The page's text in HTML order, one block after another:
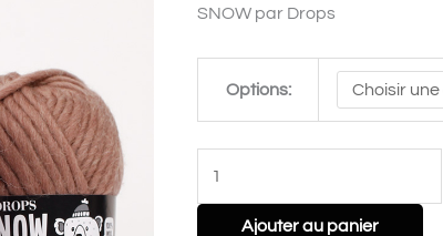
SNOW par Drops
Options:
Ajouter au panier